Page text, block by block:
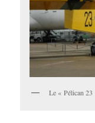
Le « Pélican 23